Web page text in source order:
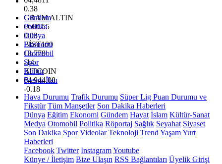
0.38
GRAM ALTIN
6660.55
0.03
BİST100
13.779
-14
BITCOIN
64.944,08
-0.18
Gündem
Politika
Dünya
Ekonomi
Otomobil
Spor
Kültür
Resmi İlan
Hava Durumu Trafik Durumu Süper Lig Puan Durumu ve
Fikstür Tüm Manşetler Son Dakika Haberleri
Dünya Eğitim Ekonomi Gündem Hayat İslam Kültür-Sanat
Medya Otomobil Politika Röportaj Sağlık Seyahat Siyaset
Son Dakika Spor Videolar Teknoloji Trend YaşamYurt
Haberleri
Facebook Twitter InstagramYoutube
Künye / İletişim Bize Ulaşın RSS Bağlantıları Üyelik Girişi